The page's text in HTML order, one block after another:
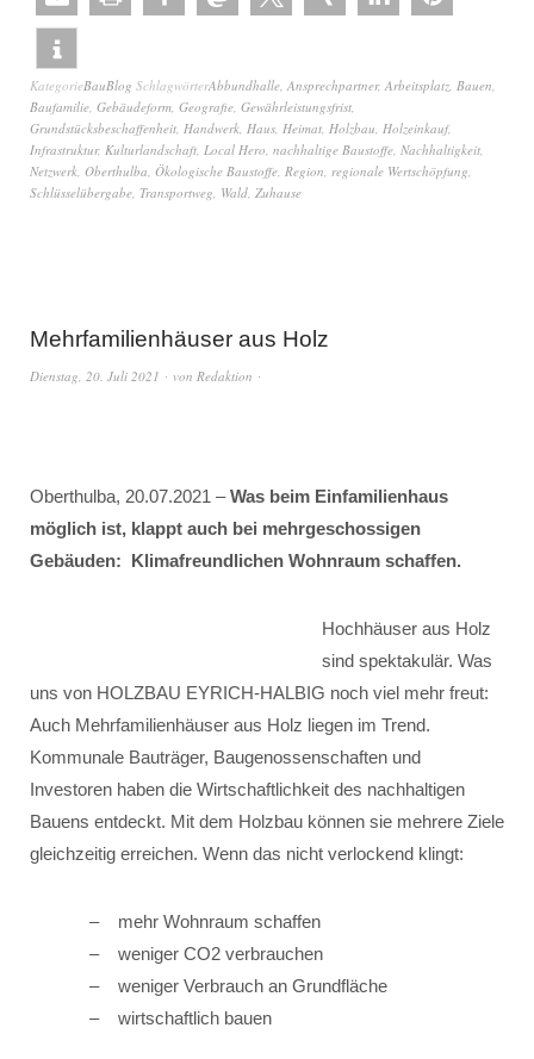
KategorieBauBlog SchlagwörterAbbundhalle, Ansprechpartner, Arbeitsplatz, Bauen,
Baufamilie, Gebäudeform, Geografie, Gewährleistungsfrist,
Grundstücksbeschaffenheit, Handwerk, Haus, Heimat, Holzbau, Holzeinkauf,
Infrastruktur, Kulturlandschaft, Local Hero, nachhaltige Baustoffe, Nachhaltigkeit,
Netzwerk, Oberthulba, Ökologische Baustoffe, Region, regionale Wertschöpfung,
Schlüsselübergabe, Transportweg, Wald, Zuhause
Mehrfamilienhäuser aus Holz
Dienstag, 20. Juli 2021 von Redaktion
Oberthulba, 20.07.2021 –Was beim Einfamilienhaus
möglich ist, klappt auch bei mehrgeschossigen
Gebäuden: Klimafreundlichen Wohnraum schaffen.
Hochhäuser aus Holz
sind spektakulär. Was
uns von HOLZBAU EYRICH-HALBIG noch viel mehr freut:
Auch Mehrfamilienhäuser aus Holz liegen im Trend.
Kommunale Bauträger, Baugenossenschaften und
Investoren haben die Wirtschaftlichkeit des nachhaltigen
Bauens entdeckt. Mit dem Holzbau können sie mehrere Ziele
gleichzeitig erreichen. Wenn das nicht verlockend klingt:
mehr Wohnraum schaffen
weniger CO2 verbrauchen
weniger Verbrauch an Grundfläche
wirtschaftlich bauen